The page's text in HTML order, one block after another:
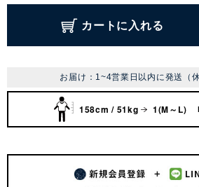
カートに入れる
お届け：1~4営業日以内に発送（
158cm / 51kg 1(M～L)